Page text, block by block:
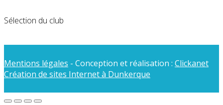
Sélection du club
Mentions légales - Conception et réalisation : Clickanet
Création de sites Internet à Dunkerque